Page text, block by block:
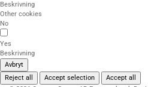
Beskrivning
Other cookies
No
Yes
Beskrivning
Avbryt
Reject all
Accept selection
Accept all